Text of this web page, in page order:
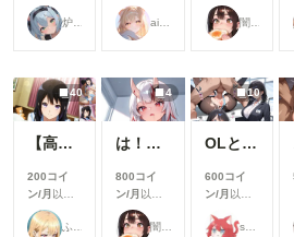
支援すると
見ることが
できます
炉巨猫@今日はこれでいいかな
支援すると
見ることが
できます
ailovepui
支援すると
見ることが
できます
闇の熊太郎
40
【高坂麗奈】自分の部屋に彼氏を呼んで・・・
200コイ
ン/月 以上
支援すると
見ることが
ふぅみん
4
は！余何も着てなかった！w
800コイ
ン/月 以上
支援すると
見ることが
闇の熊太郎
10
OLとエッチ
600コイ
ン/月 以上
支援すると
見ることが
shu_mohe_R18